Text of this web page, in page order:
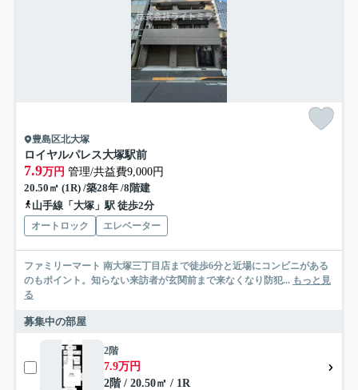
豊島区北大塚
ロイヤルパレス大塚駅前
7.9万円 管理/共益費9,000円
20.50㎡ (1R) /築28年 /8階建
山手線「大塚」駅 徒歩2分
オートロック エレベーター
ファミリーマート 南大塚三丁目店まで徒歩6分と近場にコンビニがある
のもポイント。知らない来訪者が玄関前まで来なくなり防犯... もっと見
る
募集中の部屋
2階
7.9万円
2階 / 20.50㎡ / 1R